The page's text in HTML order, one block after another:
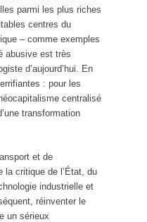
parmi les plus riches
centres du
– comme exemples
abusive est très
d’aujourd’hui. En
: pour les
centralisé
transformation
et de
la critique de l’État, du
industrielle et
réinventer le
un sérieux